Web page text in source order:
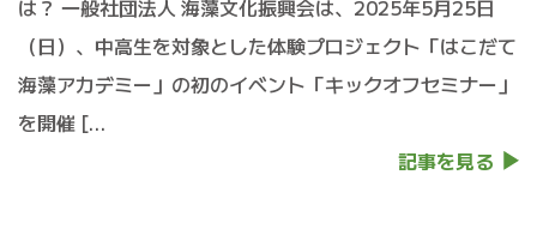
は？ 一般社団法人 海藻文化振興会は、2025年5月25日
（日）、中高生を対象とした体験プロジェクト「はこだて
海藻アカデミー」の初のイベント「キックオフセミナー」
を開催 […
記事を見る